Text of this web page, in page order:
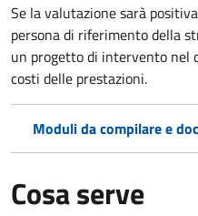
Se la valutazione sarà
persona di riferimento della
un progetto di intervento nel
costi delle prestazioni.
Moduli da compilare e
Cosa serve